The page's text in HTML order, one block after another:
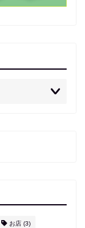
お店 (3)